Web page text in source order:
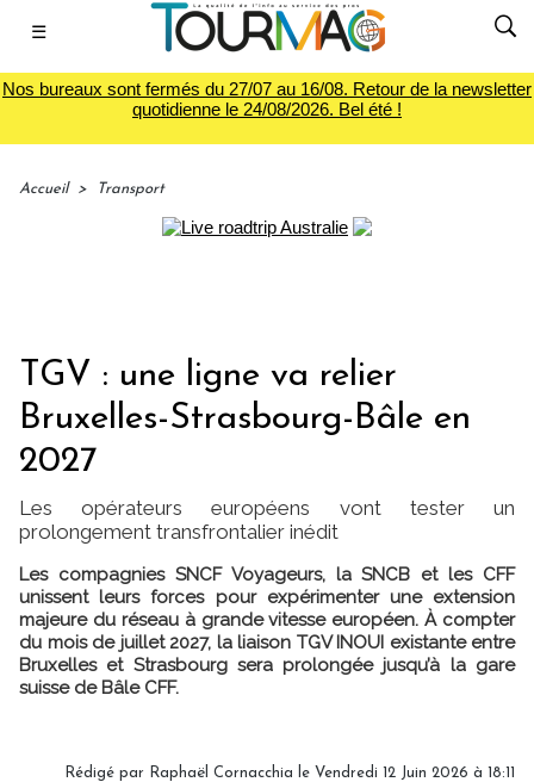
☰
Nos bureaux sont fermés du 27/07 au 16/08. Retour de la newsletter
quotidienne le 24/08/2026. Bel été !
Accueil > Transport
TGV : une ligne va relier
Bruxelles-Strasbourg-Bâle en
2027
Les opérateurs européens vont tester un
prolongement transfrontalier inédit
Les compagnies SNCF Voyageurs, la SNCB et les CFF
unissent leurs forces pour expérimenter une extension
majeure du réseau à grande vitesse européen. À compter
du mois de juillet 2027, la liaison TGV INOUI existante entre
Bruxelles et Strasbourg sera prolongée jusqu’à la gare
suisse de Bâle CFF.
Rédigé par Raphaël Cornacchia le Vendredi 12 Juin 2026 à 18:11